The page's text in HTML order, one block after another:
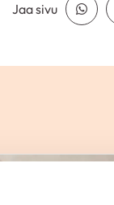
Jaa sivu Jaa